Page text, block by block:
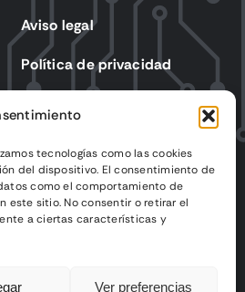
tecnologías como las cookies
del dispositivo. El consentimiento de
como el comportamiento de
este sitio. No consentir o retirar el
a ciertas características y
Ver preferencias
Aviso legal
Política de privacidad